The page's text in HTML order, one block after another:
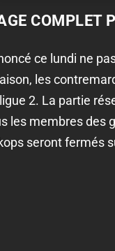
COMPLET
ce lundi ne
les
2. La partie
les membres des
seront fermés